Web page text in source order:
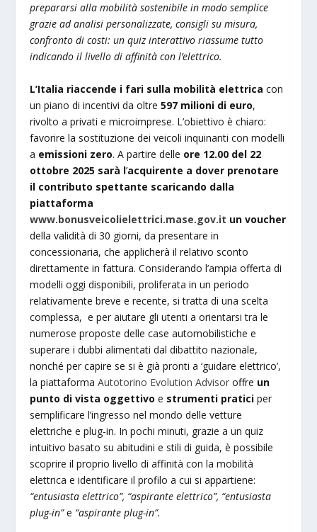
prepararsi alla mobilità sostenibile in modo semplice
grazie ad analisi personalizzate, consigli su misura,
confronto di costi: un quiz interattivo riassume tutto
indicando il livello di affinità con l’elettrico.
L’Italia riaccende i fari sulla mobilità elettrica con
un piano di incentivi da oltre597 milioni di euro,
rivolto a privati e microimprese. L’obiettivo è chiaro:
favorire la sostituzione dei veicoli inquinanti con modelli
a emissioni zero. A partire delle ore 12.00 del 22
ottobre 2025 sarà l’acquirente a dover prenotare
il contributo spettante scaricando dalla
piattaforma
www.bonusveicolielettrici.mase.gov.it un voucher
della validità di 30 giorni, da presentare in
concessionaria, che applicherà il relativo sconto
direttamente in fattura. Considerando l’ampia offerta di
modelli oggi disponibili, proliferata in un periodo
relativamente breve e recente, si tratta di una scelta
complessa, e per aiutare gli utenti a orientarsi tra le
numerose proposte delle case automobilistiche e
superare i dubbi alimentati dal dibattito nazionale,
nonché per capire se si è già pronti a ‘guidare elettrico’,
la piattaformaAutotorino Evolution Advisor offre un
punto di vista oggettivo e strumenti pratici per
semplificare l’ingresso nel mondo delle vetture
elettriche e plug-in. In pochi minuti, grazie a un quiz
intuitivo basato su abitudini e stili di guida, è possibile
scoprire il proprio livello di affinità con la mobilità
elettrica e identificare il profilo a cui si appartiene:
“entusiasta elettrico”, “aspirante elettrico”, “entusiasta
plug-in”e “aspirante plug-in”.